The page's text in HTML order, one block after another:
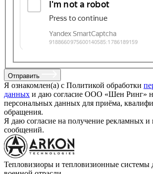
Отправить
Я ознакомлен(а) с Политикой обработки
данных и даю согласие ООО «Шен Ринг»
персональных данных для приёма,
обращения.
Я даю согласие на получение рекламных
сообщений.
Тепловизиоры и тепловизионные системы